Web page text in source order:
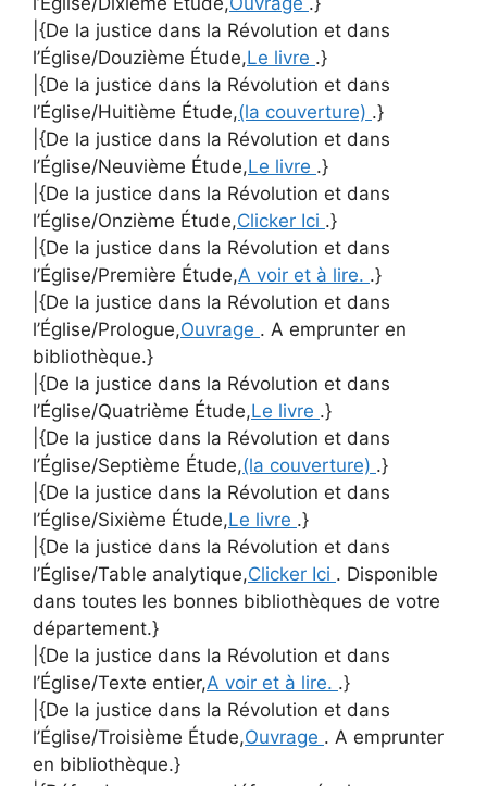
|{De la justice dans la Révolution et dans
l’Église/Douzième Étude,Le livre .}
|{De la justice dans la Révolution et dans
l’Église/Huitième Étude,(la couverture) .}
|{De la justice dans la Révolution et dans
l’Église/Neuvième Étude,Le livre .}
|{De la justice dans la Révolution et dans
l’Église/Onzième Étude,Clicker Ici .}
|{De la justice dans la Révolution et dans
l’Église/Première Étude,A voir et à lire. .}
|{De la justice dans la Révolution et dans
l’Église/Prologue,Ouvrage . A emprunter en
bibliothèque.}
|{De la justice dans la Révolution et dans
l’Église/Quatrième Étude,Le livre .}
|{De la justice dans la Révolution et dans
l’Église/Septième Étude,(la couverture) .}
|{De la justice dans la Révolution et dans
l’Église/Sixième Étude,Le livre .}
|{De la justice dans la Révolution et dans
l’Église/Table analytique,Clicker Ici . Disponible
dans toutes les bonnes bibliothèques de votre
département.}
|{De la justice dans la Révolution et dans
l’Église/Texte entier,A voir et à lire. .}
|{De la justice dans la Révolution et dans
l’Église/Troisième Étude,Ouvrage . A emprunter
en bibliothèque.}